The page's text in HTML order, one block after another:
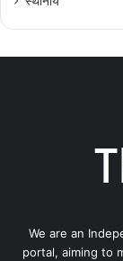
We are an
portal, aiming to